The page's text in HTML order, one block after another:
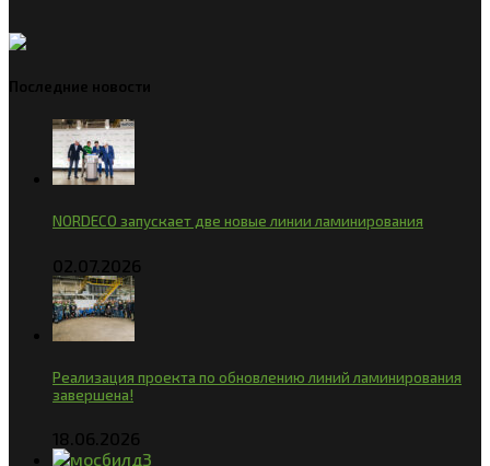
Последние новости
NORDECO запускает две новые линии ламинирования
02.07.2026
Реализация проекта по обновлению линий ламинирования
завершена!
18.06.2026